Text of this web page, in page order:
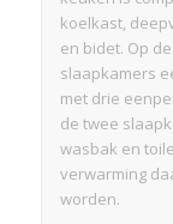
koelkast,
en bidet. Op
slaapkamers
met drie
de twee
wasbak en
verwarming
worden.